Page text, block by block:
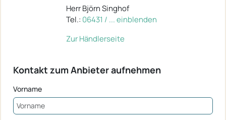
Herr Björn Singhof
Tel.: 06431 / ... einblenden
Zur Händlerseite
Kontakt zum Anbieter aufnehmen
Vorname